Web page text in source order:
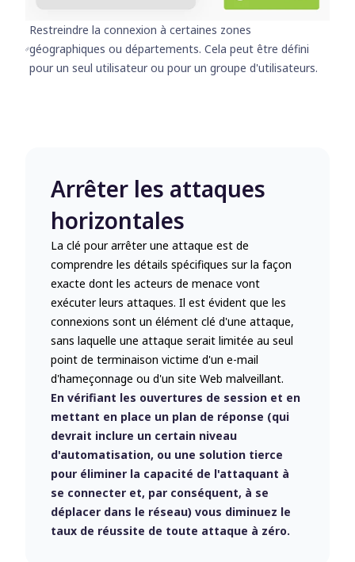
Restreindre la connexion à certaines zones
géographiques ou départements. Cela peut être défini
pour un seul utilisateur ou pour un groupe d'utilisateurs.
Arrêter les attaques
horizontales
La clé pour arrêter une attaque est de
comprendre les détails spécifiques sur la façon
exacte dont les acteurs de menace vont
exécuter leurs attaques. Il est évident que les
connexions sont un élément clé d'une attaque,
sans laquelle une attaque serait limitée au seul
point de terminaison victime d'un e-mail
d'hameçonnage ou d'un site Web malveillant.
En vérifiant les ouvertures de session et en
mettant en place un plan de réponse (qui
devrait inclure un certain niveau
d'automatisation, ou une solution tierce
pour éliminer la capacité de l'attaquant à
se connecter et, par conséquent, à se
déplacer dans le réseau) vous diminuez le
taux de réussite de toute attaque à zéro.